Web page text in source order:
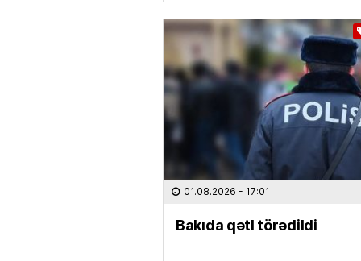
01.08.2026 - 17:01
Bakıda qətl törədildi